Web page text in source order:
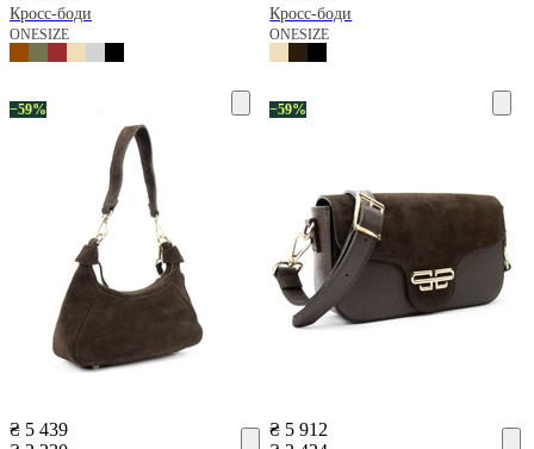
Кросс-боди
ONESIZE
Кросс-боди
ONESIZE
−59%
₴ 5 439
−59%
₴ 5 912